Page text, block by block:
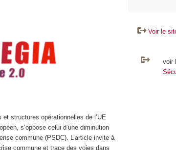
structures opérationnelles de l’UE
s’oppose celui d’une diminution
commune (PSDC). L’article invite à
commune et trace des voies dans
Voir le
voir